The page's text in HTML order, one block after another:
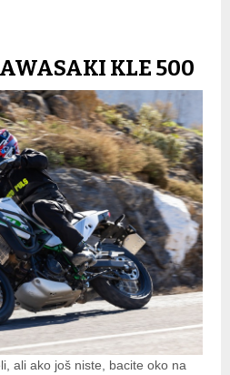
KLE 500
ali ako još niste, bacite oko na